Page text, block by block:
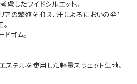
慮したワイドシルエット。
アの繁殖を抑え、汗によるにおいの発生
ゴム。
ステルを使用した軽量スウェット生地。